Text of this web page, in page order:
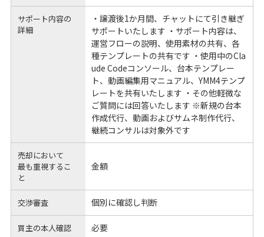
サポート内容の
詳細
・譲渡後1か月間、チャットにて引き継ぎ
サポートいたします ・サポート内容は、
運営フローの説明、使用素材の共有、各
種テンプレートの共有です ・使用中のCla
ude Codeコンソール、台本テンプレー
ト、動画編集用マニュアル、YMM4テンプ
レートを共有いたします ・その他軽微な
ご質問には回答いたします ※新規の台本
作成代行、動画およびサムネ制作代行、
継続コンサルは対象外です
売却において
最も重視するこ
と
金額
交渉審査 個別に確認し判断
買主の本人確認 必要